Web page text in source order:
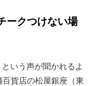
ークつけない場
いう声が聞かれるよ
貨店の松屋銀座（東